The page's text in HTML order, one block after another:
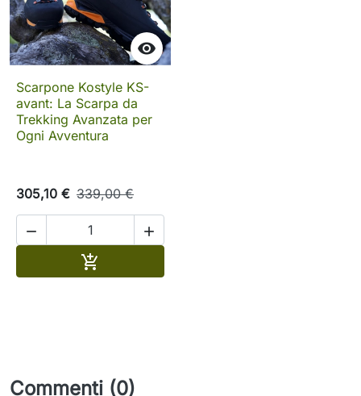

Scarpone Kostyle KS-
avant: La Scarpa da
Trekking Avanzata per
Ogni Avventura
305,10 € 339,00 €
 

Commenti (0)